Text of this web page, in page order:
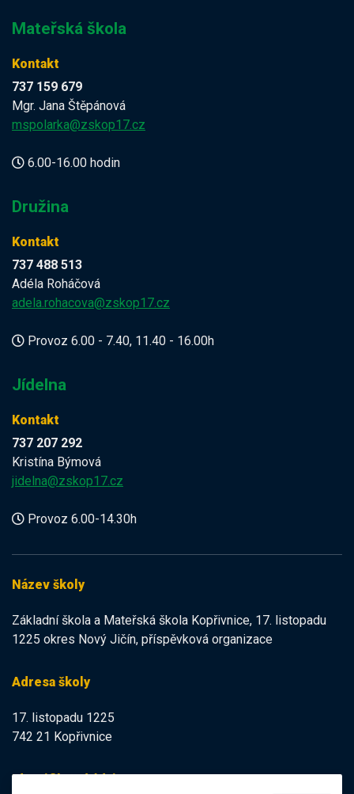
Mateřská škola
Kontakt
737 159 679
Mgr. Jana Štěpánová
mspolarka@zskop17.cz
6.00-16.00 hodin
Družina
Kontakt
737 488 513
Adéla Roháčová
adela.rohacova@zskop17.cz
Provoz 6.00 - 7.40, 11.40 - 16.00h
Jídelna
Kontakt
737 207 292
Kristína Býmová
jidelna@zskop17.cz
Provoz 6.00-14.30h
Název školy
Základní škola a Mateřská škola Kopřivnice, 17. listopadu
1225 okres Nový Jičín, příspěvková organizace
Adresa školy
17. listopadu 1225
742 21 Kopřivnice
Identifikační údaje